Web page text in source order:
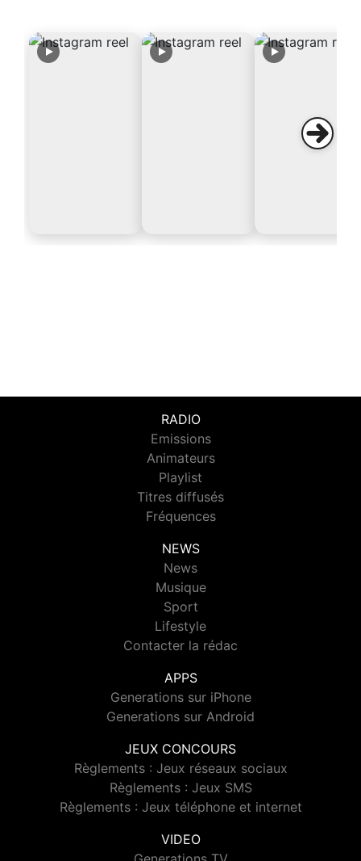
RADIO
Emissions
Animateurs
Playlist
Titres diffusés
Fréquences
NEWS
News
Musique
Sport
Lifestyle
Contacter la rédac
APPS
Generations sur iPhone
Generations sur Android
JEUX CONCOURS
Règlements : Jeux réseaux sociaux
Règlements : Jeux SMS
Règlements : Jeux téléphone et internet
VIDEO